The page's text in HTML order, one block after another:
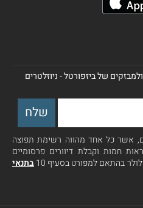
של ביזפורטל - ניוזלטרים
אשר כל אחד מהווה רשימת תפוצה
חמות וקבלת דיוורים פרסומיים
בהתאם למפורט בסעיף 10
בתנאי